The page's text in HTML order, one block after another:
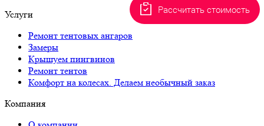
Услуги
Ремонт тентовых ангаров
Замеры
Крышуем пингвинов
Ремонт тентов
Комфорт на колесах. Делаем необычный заказ
Компания
Рассчитать стоимость